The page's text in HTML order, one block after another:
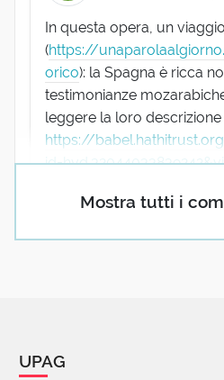
Mostra tutti i
In questa opera, un
(https://
orico): la Spagna è ricca
testimonianze
leggere la loro descrizione
https://
e indulgendo il refuso,
UPAG